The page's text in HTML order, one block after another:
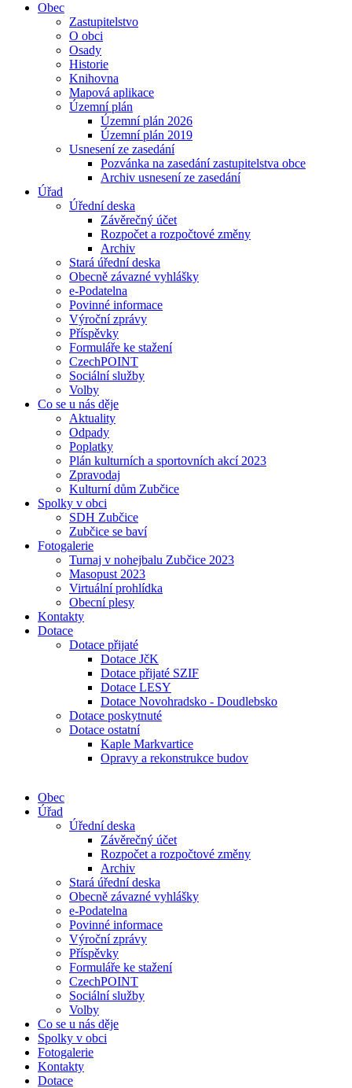
Obec
Zastupitelstvo
O obci
Osady
Historie
Knihovna
Mapová aplikace
Územní plán
Územní plán 2026
Územní plán 2019
Usnesení ze zasedání
Pozvánka na zasedání zastupitelstva obce
Archiv usnesení ze zasedání
Úřad
Úřední deska
Závěrečný účet
Rozpočet a rozpočtové změny
Archiv
Stará úřední deska
Obecně závazné vyhlášky
e-Podatelna
Povinné informace
Výroční zprávy
Příspěvky
Formuláře ke stažení
CzechPOINT
Sociální služby
Volby
Co se u nás děje
Aktuality
Odpady
Poplatky
Plán kulturních a sportovních akcí 2023
Zpravodaj
Kulturní dům Zubčice
Spolky v obci
SDH Zubčice
Zubčice se baví
Fotogalerie
Turnaj v nohejbalu Zubčice 2023
Masopust 2023
Virtuální prohlídka
Obecní plesy
Kontakty
Dotace
Dotace přijaté
Dotace JčK
Dotace přijaté SZIF
Dotace LESY
Dotace Novohradsko - Doudlebsko
Dotace poskytnuté
Dotace ostatní
Kaple Markvartice
Opravy a rekonstrukce budov
Obec
Úřad
Úřední deska
Závěrečný účet
Rozpočet a rozpočtové změny
Archiv
Stará úřední deska
Obecně závazné vyhlášky
e-Podatelna
Povinné informace
Výroční zprávy
Příspěvky
Formuláře ke stažení
CzechPOINT
Sociální služby
Volby
Co se u nás děje
Spolky v obci
Fotogalerie
Kontakty
Dotace